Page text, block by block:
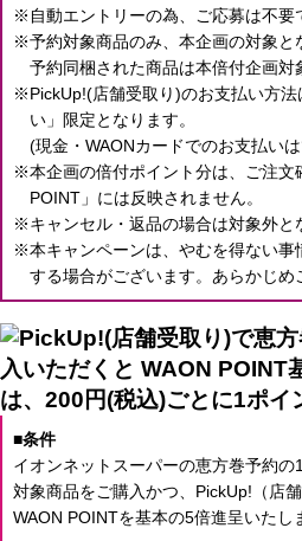
自動エントリーの為、ご応募は不要
予約対象商品のみ、本企画の対象
予約同梱された商品は本倍付企画対
PickUp!(店舗受取り)のお支払い方
い」限定となります。
(現金・WAONカードでのお支払い
本企画の倍付ポイント分は、ご注文
POINT」には反映されません。
キャンセル・返品の場合は対象外と
本キャンペーンは、やむを得ない事
する場合がございます。あらかじめ
条件
イオンネットスーパーの恵方巻予約の
対象商品をご購入かつ、PickUp!（店
WAON POINTを基本の5倍進呈いたし